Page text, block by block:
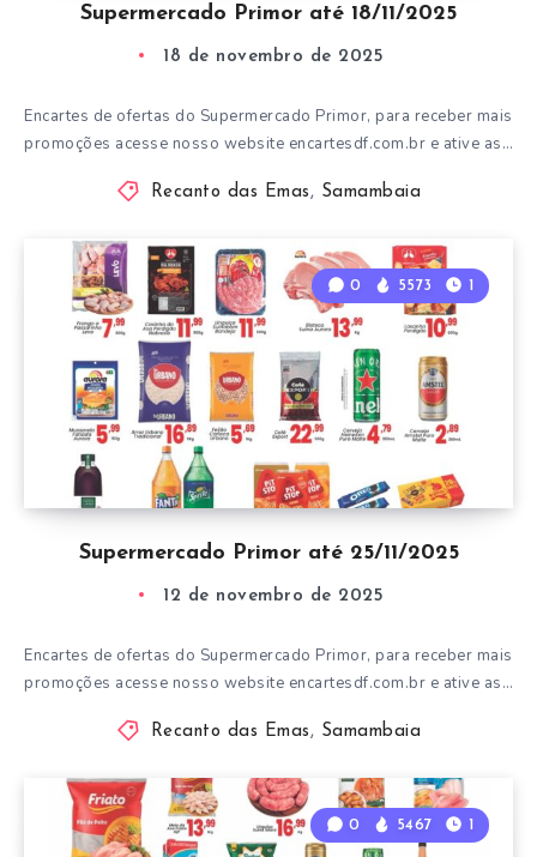
Supermercado Primor até 18/11/2025
18 de novembro de 2025
Encartes de ofertas do Supermercado Primor, para receber mais
promoções acesse nosso website encartesdf.com.br e ative as…
Recanto das Emas , Samambaia
Supermercado Primor até 25/11/2025
0 5573 1
12 de novembro de 2025
Encartes de ofertas do Supermercado Primor, para receber mais
promoções acesse nosso website encartesdf.com.br e ative as…
Recanto das Emas , Samambaia
0 5467 1